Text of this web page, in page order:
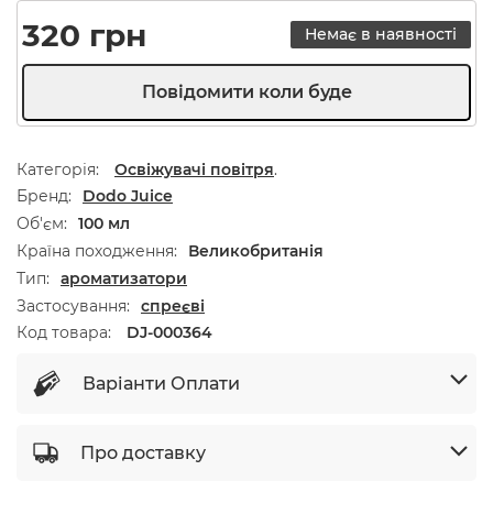
320 грн Немає в наявності
Категорія: Освіжувачі повітря.
Бренд
Dodo Juice
Об'єм
100 мл
Країна походження
Великобританія
Тип
ароматизатори
Застосування
спреєві
Код товара:
DJ-000364
Варіанти Оплати
Про доставку